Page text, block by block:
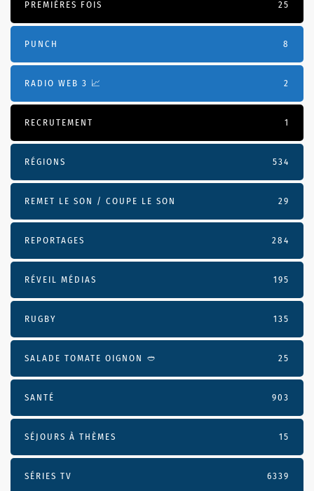
PREMIÈRES FOIS 25
PUNCH 8
RADIO WEB 3 📈 2
RECRUTEMENT 1
RÉGIONS 534
REMET LE SON / COUPE LE SON 29
REPORTAGES 284
RÉVEIL MÉDIAS 195
RUGBY 135
SALADE TOMATE OIGNON 🥙 25
SANTÉ 903
SÉJOURS À THÈMES 15
SÉRIES TV 6339